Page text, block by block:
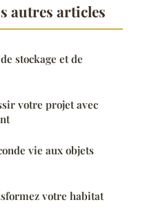
autres articles
stockage et de
votre projet avec
vie aux objets
votre habitat